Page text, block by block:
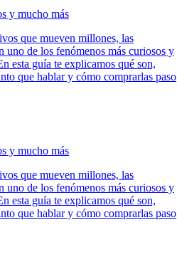
y mucho más
que mueven millones, las
uno de los fenómenos más curiosos y
esta guía te explicamos qué son,
que hablar y cómo comprarlas paso
y mucho más
que mueven millones, las
uno de los fenómenos más curiosos y
esta guía te explicamos qué son,
que hablar y cómo comprarlas paso